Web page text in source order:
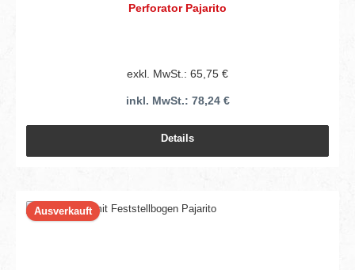
Perforator Pajarito
exkl. MwSt.: 65,75 €
inkl. MwSt.: 78,24 €
Details
Ausverkauft